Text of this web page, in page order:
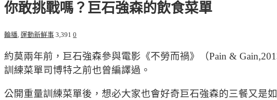
你敢挑戰嗎？巨石強森的飲食菜單
輪播 運動新鮮事 3,391 0
約莫兩年前，巨石強森參與電影《不勞而禍》（Pain &
訓練菜單司博特之前也曾編譯過。
公開重量訓練菜單後，想必大家也會好奇巨石強森的三餐又是